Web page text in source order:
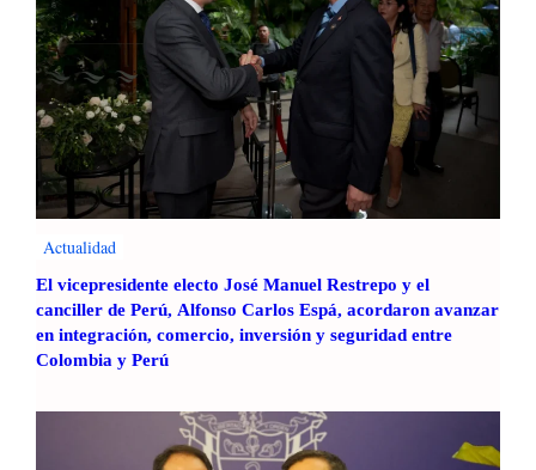
ó
n
d
e
t
a
l
e
n
o
e
n
M
x
Actualidad
El vicepresidente electo José Manuel Restrepo y el
canciller de Perú, Alfonso Carlos Espá, acordaron avanzar
en integración, comercio, inversión y seguridad entre
Colombia y Perú